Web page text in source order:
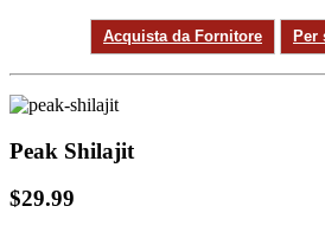
Acquista da Fornitore Per
Peak Shilajit
$29.99